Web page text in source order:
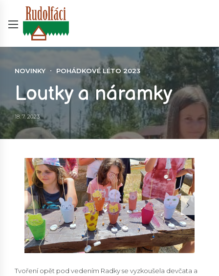
NOVINKY POHÁDKOVÉ LÉTO 2023
Loutky a náramky
18. 7. 2023
Tvoření opět pod vedením Radky se vyzkoušela devčata a